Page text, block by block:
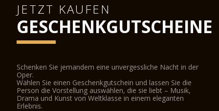
JETZT KAUFEN
GESCHENKGUTSCHEINE
Schenken Sie jemandem eine unvergessliche Nacht in der
Oper.
Wählen Sie einen Geschenkgutschein und lassen Sie die
Person die Vorstellung auswählen, die sie liebt – Musik,
Drama und Kunst von Weltklasse in einem eleganten
Erlebnis.